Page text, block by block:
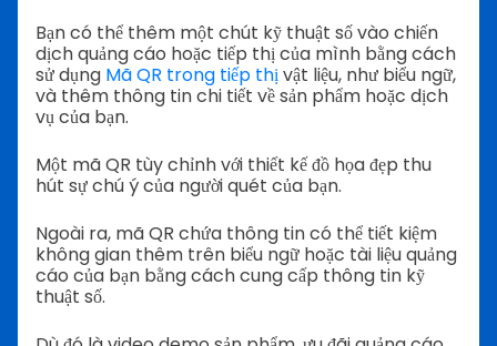
Bạn có thể thêm một chút kỹ thuật số vào chiến
dịch quảng cáo hoặc tiếp thị của mình bằng cách
sử dụng Mã QR trong tiếp thịvật liệu, như biểu ngữ,
và thêm thông tin chi tiết về sản phẩm hoặc dịch
vụ của bạn.
Một mã QR tùy chỉnh với thiết kế đồ họa đẹp thu
hút sự chú ý của người quét của bạn.
Ngoài ra, mã QR chứa thông tin có thể tiết kiệm
không gian thêm trên biểu ngữ hoặc tài liệu quảng
cáo của bạn bằng cách cung cấp thông tin kỹ
thuật số.